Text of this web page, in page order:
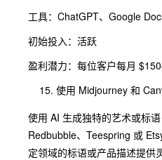
工具：ChatGPT、Google
初始投入：活跃
盈利潜力：每位客户每月
使用 Midjourney 和
使用 AI 生成独特的艺术或标
Redbubble、Teespring 或
定领域的标语或产品描述提供